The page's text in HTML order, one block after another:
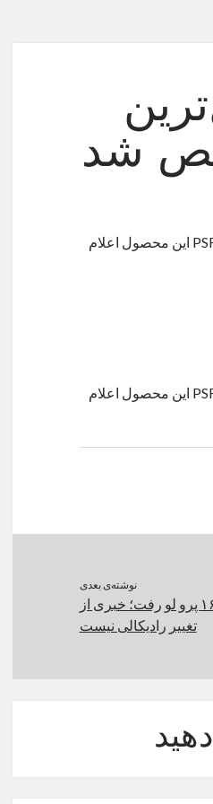
شد
تاریخ رونمایی از گوشی هوشمند آنر مجیک ۶ آلتیمیت و نسخه‌ی PSR Edition این محصول اعلام
تاریخ رونمایی از گوشی هوشمند آنر مجیک ۶ آلتیمیت و نسخه‌ی PSR Edition این محصول اعلام
نوشته‌ی بعدی
طراحی دقیق آیفون ۱۶ پرو لو رفت؛ خبری از
تغییر رادیکالی نیست